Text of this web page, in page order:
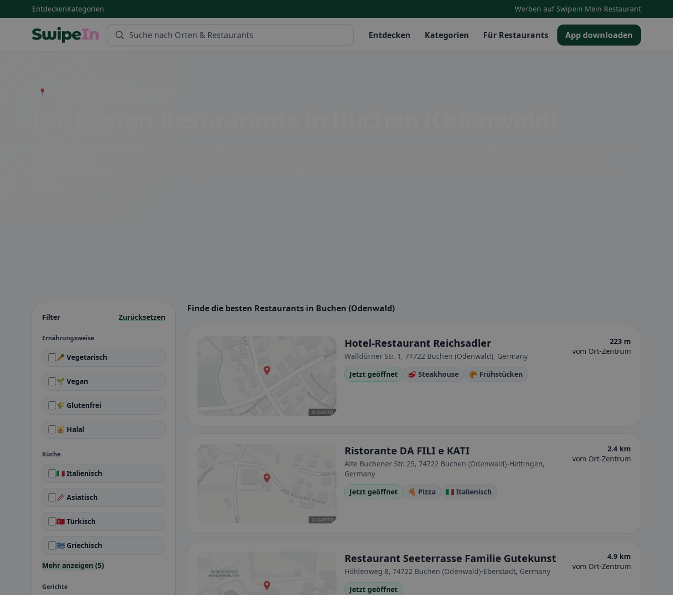
EntdeckenKategorien Werben auf Swipein·Mein Restaurant
Entdecken Kategorien Für Restaurants App downloaden
📍 Entdecke Restaurants, Bars & Cafés
Filter Zurücksetzen
Ernährungsweise
🥕 Vegetarisch
🌱 Vegan
🌾 Glutenfrei
🕌 Halal
Küche
🇮🇹 Italienisch
🥢 Asiatisch
🇹🇷 Türkisch
🇬🇷 Griechisch
Mehr anzeigen (5)
Gerichte
Finde die besten Restaurants in Buchen (Odenwald)
Hotel-Restaurant Reichsadler
Walldürner Str. 1, 74722 Buchen (Odenwald), Germany
223 m
vom Ort-Zentrum
Jetzt geöffnet 🥩 Steakhouse 🥐 Frühstücken
Ristorante DA FILI e KATI
Alte Buchener Str. 25, 74722 Buchen (Odenwald)-Hettingen,
Germany
2.4 km
vom Ort-Zentrum
Jetzt geöffnet 🍕 Pizza 🇮🇹 Italienisch
Restaurant Seeterrasse Familie Gutekunst
Höhlenweg 8, 74722 Buchen (Odenwald)-Eberstadt, Germany
4.9 km
vom Ort-Zentrum
Jetzt geöffnet